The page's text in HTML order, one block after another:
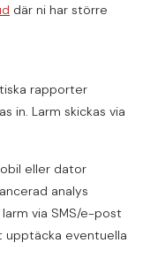
där ni har större
rapporter
in. Larm skickas via
eller dator
analys
via SMS/e-post
upptäcka eventuella